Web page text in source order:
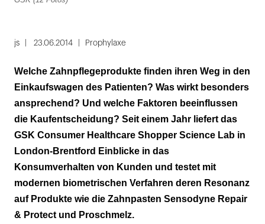
1
12
js 23.06.2014 Prophylaxe
Welche Zahnpflegeprodukte finden ihren Weg in den
Einkaufswagen des Patienten? Was wirkt besonders
ansprechend? Und welche Faktoren beeinflussen
die Kaufentscheidung? Seit einem Jahr liefert das
GSK Consumer Healthcare Shopper Science Lab in
London-Brentford Einblicke in das
Konsumverhalten von Kunden und testet mit
modernen biometrischen Verfahren deren Resonanz
auf Produkte wie die Zahnpasten Sensodyne Repair
& Protect und Proschmelz.